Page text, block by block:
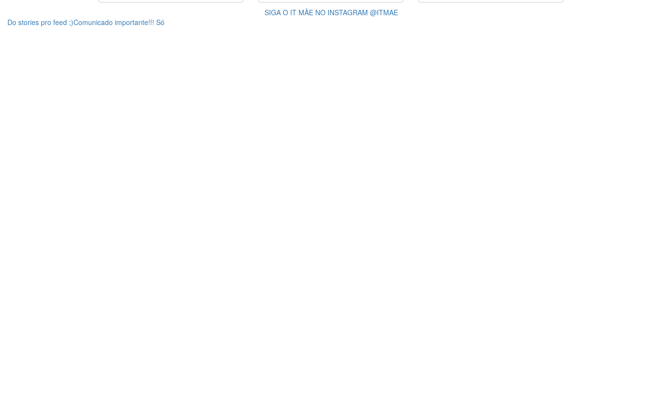
SIGA O IT MÃE NO INSTAGRAM @ITMAE
Do stories pro feed ;)Comunicado importante!!! Só